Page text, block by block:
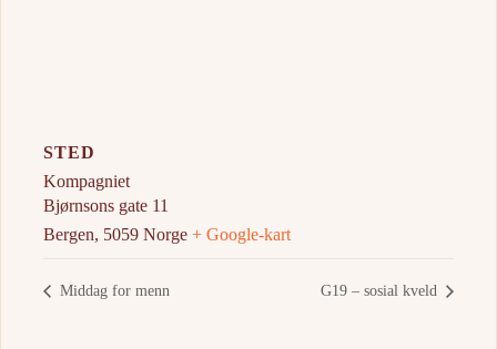
STED
Kompagniet
Bjørnsons gate 11
Bergen, 5059 Norge + Google-kart
Middag for menn G19 – sosial kveld